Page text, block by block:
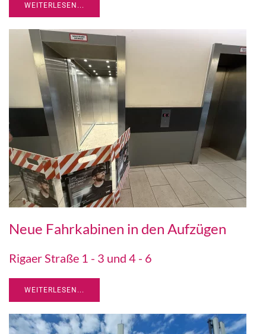
WEITERLESEN...
Neue Fahrkabinen in den Aufzügen
Rigaer Straße 1 - 3 und 4 - 6
WEITERLESEN...